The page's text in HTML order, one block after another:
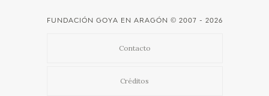
FUNDACIÓN GOYA EN ARAGÓN © 2007 - 2026
Contacto
Créditos